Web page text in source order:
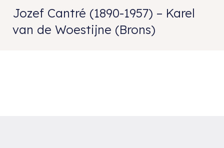
Jozef Cantré (1890-1957) – Karel
van de Woestijne (Brons)